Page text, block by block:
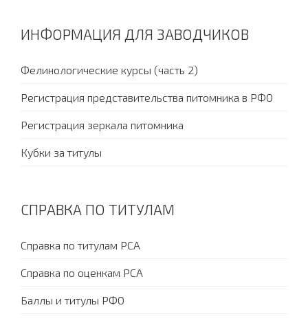
ИНФОРМАЦИЯ ДЛЯ ЗАВОДЧИКОВ
Фелинологические курсы (часть 2)
Регистрация представительства питомника в РФО
Регистрация зеркала питомника
Кубки за титулы
СПРАВКА ПО ТИТУЛАМ
Справка по титулам PCA
Справка по оценкам PCA
Баллы и титулы РФО